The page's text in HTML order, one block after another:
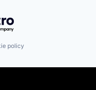
policy